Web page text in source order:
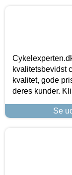
kvalitetsbevidst
kvalitet, gode
deres kunder.
Se